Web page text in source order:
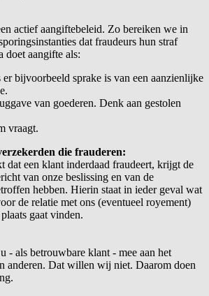
actief aangiftebeleid. Zo bereiken we in
dat fraudeurs hun straf
doet aangifte als:
bijvoorbeeld sprake is van een aanzienlijke
van goederen. Denk aan gestolen
vraagt.
die frauderen:
dat een klant inderdaad fraudeert, krijgt de
van onze beslissing en van de
hebben. Hierin staat in ieder geval wat
de relatie met ons (eventueel royement)
gaat vinden.
- als betrouwbare klant - mee aan het
anderen. Dat willen wij niet. Daarom doen